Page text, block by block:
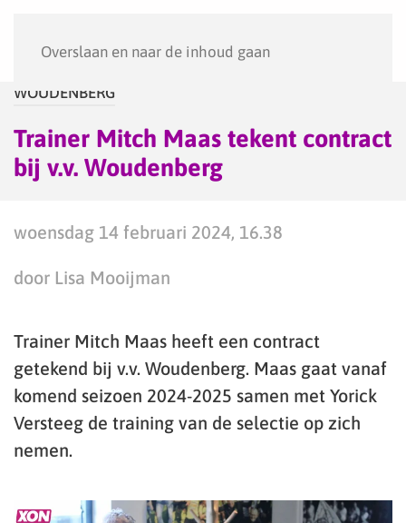
Overslaan en naar de inhoud gaan
WOUDENBERG
Trainer Mitch Maas tekent contract
bij v.v. Woudenberg
woensdag 14 februari 2024, 16.38
door Lisa Mooijman
Trainer Mitch Maas heeft een contract
getekend bij v.v. Woudenberg. Maas gaat vanaf
komend seizoen 2024-2025 samen met Yorick
Versteeg de training van de selectie op zich
nemen.